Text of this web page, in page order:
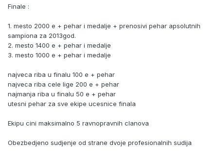
Finale :
1. mesto 2000 e + pehar i medalje + prenosivi pehar apsolutnih
sampiona za 2013god.
2. mesto 1400 e + pehar i medalje
3. mesto 1000 e + pehar i medalje
najveca riba u finalu 100 e + pehar
najveca riba cele lige 200 e + pehar
najmanja riba u finalu 50 e + pehar
utesni pehar za sve ekipe ucesnice finala
Ekipu cini maksimalno 5 ravnopravnih clanova
Obezbedjeno sudjenje od strane dvoje profesionalnih sudija